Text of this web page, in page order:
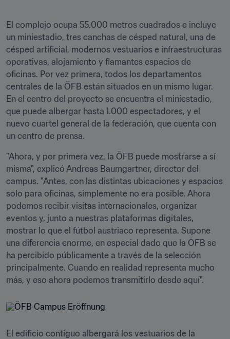
El complejo ocupa 55.000 metros cuadrados e incluye
un miniestadio, tres canchas de césped natural, una de
césped artificial, modernos vestuarios e infraestructuras
operativas, alojamiento y flamantes espacios de
oficinas. Por vez primera, todos los departamentos
centrales de la ÖFB están situados en un mismo lugar.
En el centro del proyecto se encuentra el miniestadio,
que puede albergar hasta 1.000 espectadores, y el
nuevo cuartel general de la federación, que cuenta con
un centro de prensa.
"Ahora, y por primera vez, la ÖFB puede mostrarse a sí
misma", explicó Andreas Baumgartner, director del
campus. "Antes, con las distintas ubicaciones y espacios
solo para oficinas, simplemente no era posible. Ahora
podemos recibir visitas internacionales, organizar
eventos y, junto a nuestras plataformas digitales,
mostrar lo que el fútbol austriaco representa. Supone
una diferencia enorme, en especial dado que la ÖFB se
ha percibido públicamente a través de la selección
principalmente. Cuando en realidad representa mucho
más, y eso ahora podemos transmitirlo desde aquí".
El edificio contiguo albergará los vestuarios de la